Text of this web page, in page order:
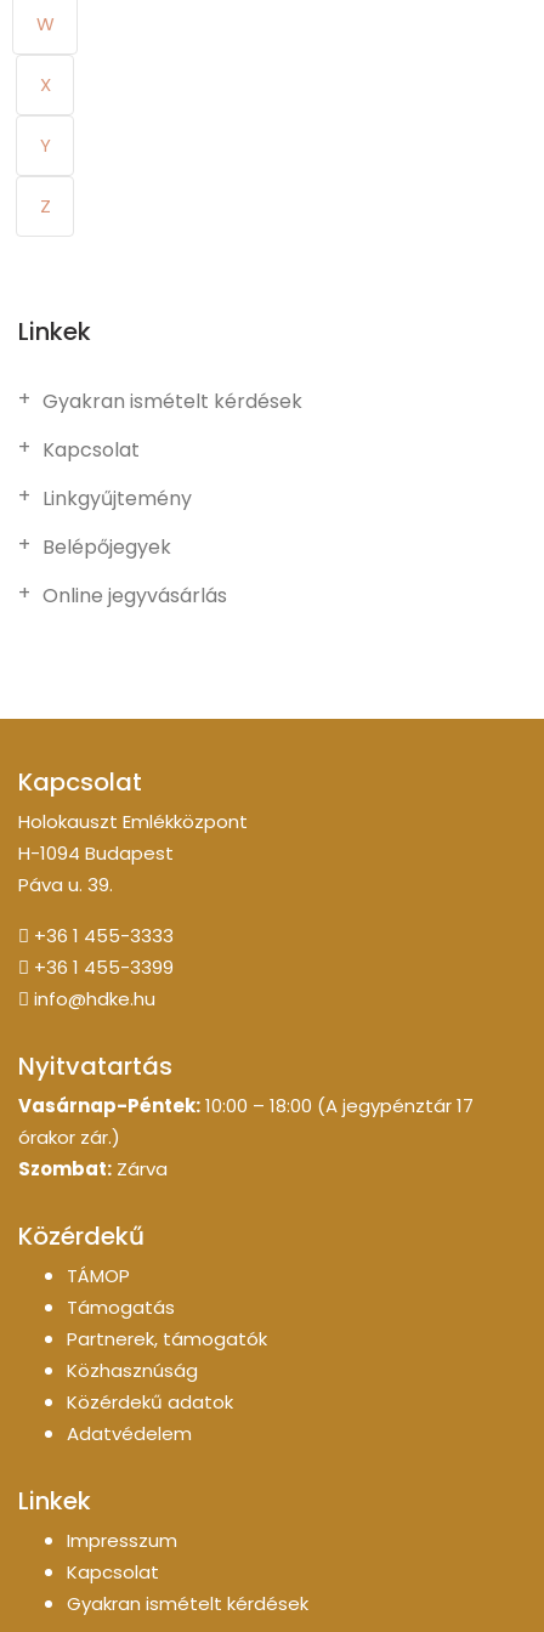
W
X
Y
Z
Linkek
Gyakran ismételt kérdések
Kapcsolat
Linkgyűjtemény
Belépőjegyek
Online jegyvásárlás
Kapcsolat
Holokauszt Emlékközpont
H-1094 Budapest
Páva u. 39.
+36 1 455-3333
+36 1 455-3399
info@hdke.hu
Nyitvatartás
Vasárnap-Péntek:10:00 – 18:00 (A jegypénztár 17
órakor zár.)
Szombat: Zárva
Közérdekű
TÁMOP
Támogatás
Partnerek, támogatók
Közhasznúság
Közérdekű adatok
Adatvédelem
Linkek
Impresszum
Kapcsolat
Gyakran ismételt kérdések